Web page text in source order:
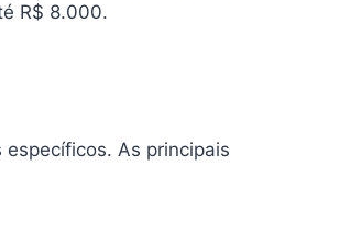
R$ 8.000.
As principais